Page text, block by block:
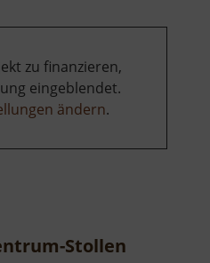
zu finanzieren,
eingeblendet.
ändern.
Stollen